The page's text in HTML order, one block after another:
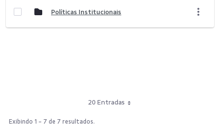
Políticas Institucionais
20 Entradas
Exibindo 1 - 7 de 7 resultados.